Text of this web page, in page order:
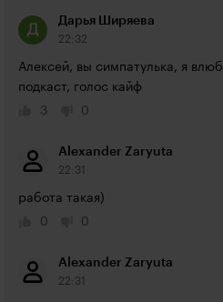
Дарья Ширяева
22:32
Алексей, вы симпатулька, я
подкаст, голос кайф
3
0
Alexander Zaryuta
22:31
работа такая)
0
0
Alexander Zaryuta
22:31